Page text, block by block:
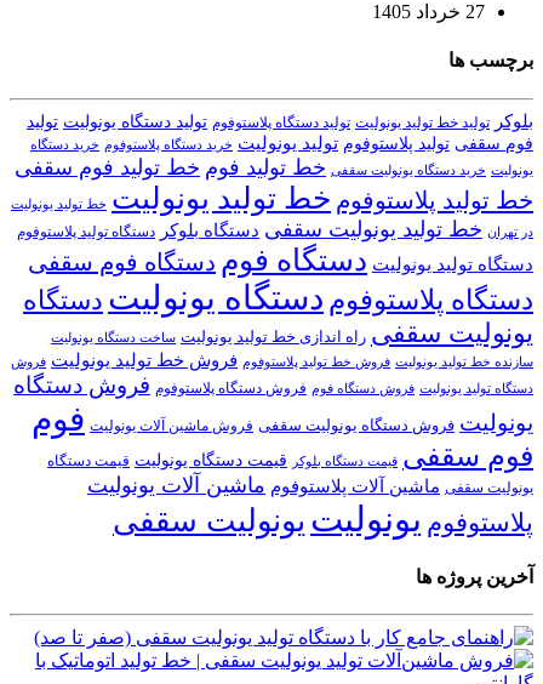
27 خرداد 1405
برچسب ها
بلوکر تولید خط تولید یونولیت تولید دستگاه پلاستوفوم تولید دستگاه یونولیت تولید
فوم سقفی تولید پلاستوفوم تولید یونولیت خرید دستگاه پلاستوفوم خرید دستگاه
یونولیت خرید دستگاه یونولیت سقفی خط تولید فوم خط تولید فوم سقفی
خط تولید پلاستوفوم خط تولید یونولیت خط تولید یونولیت
در تهران خط تولید یونولیت سقفی دستگاه بلوکر دستگاه تولید پلاستوفوم
دستگاه تولید یونولیت دستگاه فوم دستگاه فوم سقفی
دستگاه پلاستوفوم دستگاه یونولیت دستگاه
یونولیت سقفی راه اندازی خط تولید یونولیت ساخت دستگاه یونولیت
سازنده خط تولید یونولیت فروش خط تولید پلاستوفوم فروش خط تولید یونولیت فروش
دستگاه تولید یونولیت فروش دستگاه فوم فروش دستگاه پلاستوفوم فروش دستگاه
یونولیت فروش دستگاه یونولیت سقفی فروش ماشین آلات یونولیت فوم
فوم سقفی قیمت دستگاه بلوکر قیمت دستگاه یونولیت قیمت دستگاه
یونولیت سقفی ماشین آلات پلاستوفوم ماشین آلات یونولیت
پلاستوفوم یونولیت یونولیت سقفی
آخرین پروژه ها